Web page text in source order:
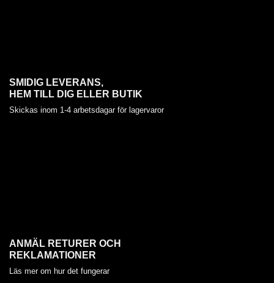
SMIDIG LEVERANS,
HEM TILL DIG ELLER BUTIK
Skickas inom 1-4 arbetsdagar för lagervaror
ANMÄL RETURER OCH
REKLAMATIONER
Läs mer om hur det fungerar